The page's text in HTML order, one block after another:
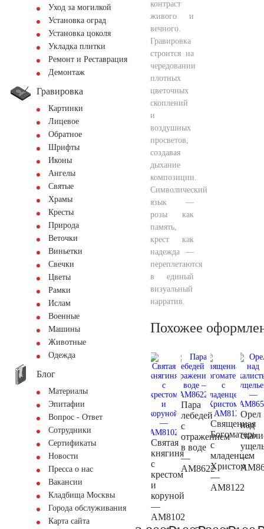
Уход за могилкой
Установка оград
Установка цоколя
Укладка плитки
Ремонт и Реставрация
Демонтаж
Гравировка
Картинки
Лицевое
Обратное
Шрифты
Иконы
Ангелы
Святые
Храмы
Кресты
Природа
Веточки
Виньетки
Свечки
Цветы
Рамки
Ислам
Военные
Машины
Животные
Одежда
Блог
Материалы
Эпитафии
Вопрос - Ответ
Сотрудники
Сертификаты
Новости
Пресса о нас
Вакансии
Кладбища Москвы
Города обслуживания
Карта сайта
контраст
живого и
вечного.
Гравировка
строится на
чередовании
плотных
цветочных
скоплений
и
воздушных
просветов,
создавая
дыхание
композиции.
Символический
язык —
розы как
память,
крест как
надежда —
переплетаются
в единый
визуальный
нарратив.
Похожее
Святая
княгиня
с
крестом
и
коруной
—
AM8102
Пара
лебедей
с
отражением
в воде
—
AM8622
Священная
Богоматерь
с
младенцем
Христом
—
AM8122
Орел
над
—